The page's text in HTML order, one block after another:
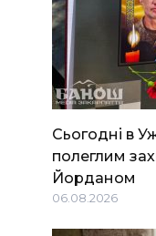
Сьогодні в
полеглим
Йорданом
06.08.2026